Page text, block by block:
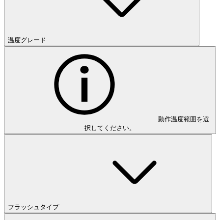
温度グレード
動作温度範囲を選
択してください。
フラッシュタイプ